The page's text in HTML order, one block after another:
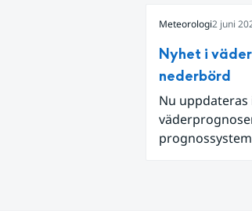
drift.
Meteorologi2 juni
Nyhet i
nederbörd
Nu